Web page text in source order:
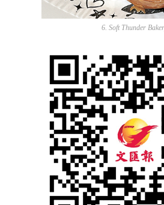
6. Soft Thunder